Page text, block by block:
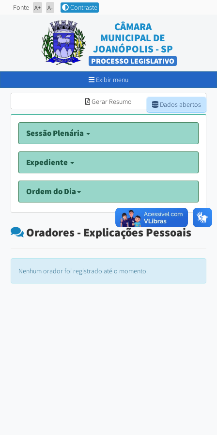
Fonte A+ A- Contraste
CÂMARA
MUNICIPAL DE
JOANÓPOLIS - SP
PROCESSO LEGISLATIVO
Exibir menu
Dados abertos
Gerar Resumo
Sessão Plenária
Expediente
Ordem do Dia
Oradores - Explicações Pessoais
Nenhum orador foi registrado até o momento.